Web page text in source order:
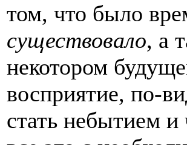
том, что было
существовало, а
некотором
восприятие, по-
стать небытием